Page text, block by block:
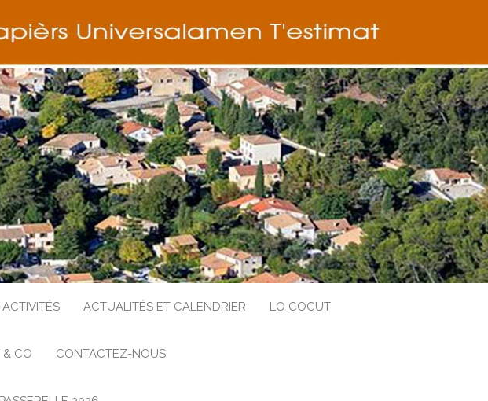
ACTUALITÉS ET CALENDRIER LO COCUT
& CO CONTACTEZ-NOUS